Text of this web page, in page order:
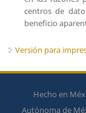
centros de
beneficio
Versión para
Hecho en
Autónoma de